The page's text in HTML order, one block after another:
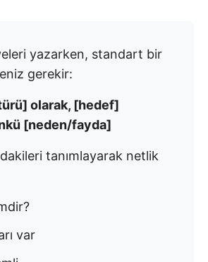
yazarken, standart bir
gerekir:
olarak, [hedef]
[neden/fayda]
tanımlayarak netlik
var